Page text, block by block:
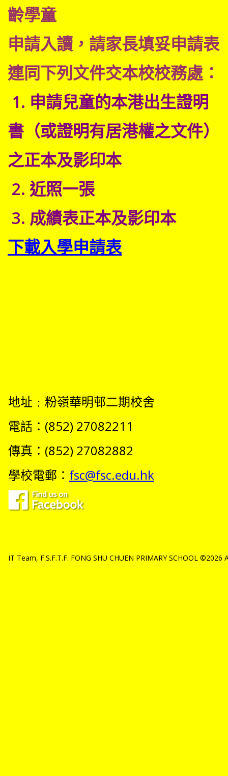
齡學童
申請入讀， 請家長填妥申請表
連同下列文件交本校校務處：
1. 申請兒童的本港出生證明
書（或證明有居港權之文件）
之正本及影印本
2. 近照一張
3. 成績表正本及影印本
下載入學申請表
地址﹕粉嶺華明邨二期校舍
電話：(852) 27082211
傳真：(852) 27082882
學校電郵： fsc@fsc.edu.hk
IT Team, F.S.F.T.F. FONG SHU CHUEN PRIMARY SCHOOL ©2026